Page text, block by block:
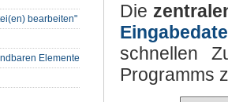
Die
schnellen
Programms
bearbeiten"
Elemente